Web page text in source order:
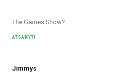
The Games Show?
ATSAKYTI
Jimmys